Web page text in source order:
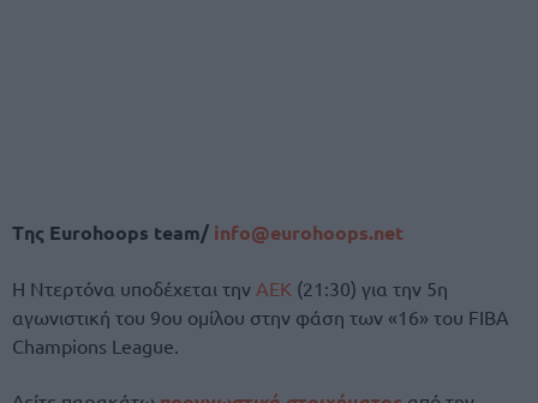
Tης Eurohoops team/ info@eurohoops.net
Η Ντερτόνα υποδέχεται την ΑΕΚ (21:30) για την 5η
αγωνιστική του 9ου ομίλου στην φάση των «16» του FIBA
Champions League.